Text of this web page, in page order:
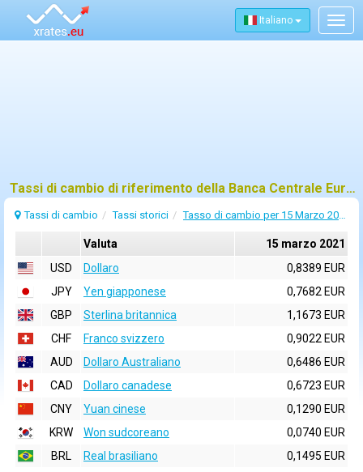
Italiano
Tassi di cambio di riferimento della Banca Centrale Europea (BCE) per 15 marzo 2021
Tassi di cambio Tassi storici Tasso di cambio per 15 Marzo 2021
Valuta
15 marzo 2021
USD
Dollaro
0,8389 EUR
JPY
Yen giapponese
0,7682 EUR
GBP
Sterlina britannica
1,1673 EUR
CHF
Franco svizzero
0,9022 EUR
AUD
Dollaro Australiano
0,6486 EUR
CAD
Dollaro canadese
0,6723 EUR
CNY
Yuan cinese
0,1290 EUR
KRW
Won sudcoreano
0,0740 EUR
BRL
Real brasiliano
0,1495 EUR